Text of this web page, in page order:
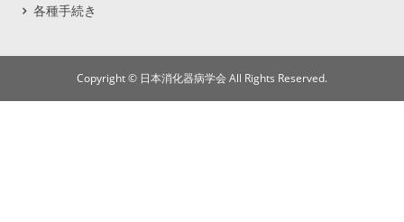
各種手続き
Copyright © 日本消化器病学会 All Rights Reserved.